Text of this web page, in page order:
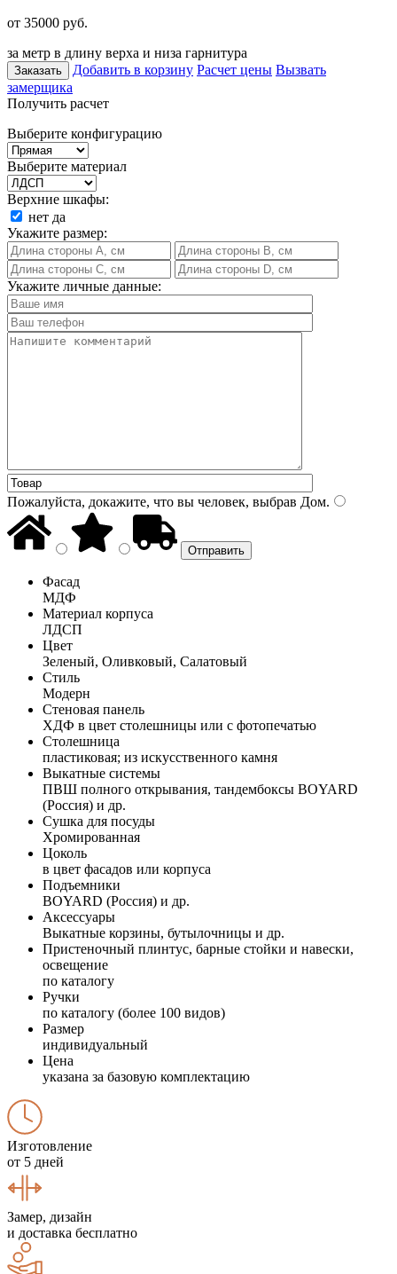
от 35000 руб.
за метр в длину верха и низа гарнитура
Заказать Добавить в корзину Расчет цены Вызвать
замерщика
Получить расчет
Выберите конфигурацию
Выберите материал
Верхние шкафы:
нет да
Укажите размер:
Укажите личные данные:
Пожалуйста, докажите, что вы человек, выбрав Дом.
Фасад
МДФ
Материал корпуса
ЛДСП
Цвет
Зеленый, Оливковый, Салатовый
Стиль
Модерн
Стеновая панель
ХДФ в цвет столешницы или с фотопечатью
Столешница
пластиковая; из искусственного камня
Выкатные системы
ПВШ полного открывания, тандембоксы BOYARD
(Россия) и др.
Сушка для посуды
Хромированная
Цоколь
в цвет фасадов или корпуса
Подъемники
BOYARD (Россия) и др.
Аксессуары
Выкатные корзины, бутылочницы и др.
Пристеночный плинтус, барные стойки и навески,
освещение
по каталогу
Ручки
по каталогу (более 100 видов)
Размер
индивидуальный
Цена
указана за базовую комплектацию
Изготовление
от 5 дней
Замер, дизайн
и доставка бесплатно